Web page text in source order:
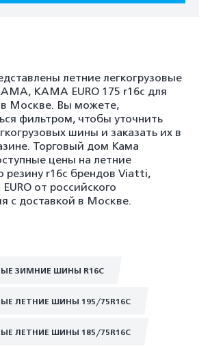
летние легкогрузовые
KAMA EURO 175 r16c для
Москве. Вы можете,
фильтром, чтобы уточнить
шины и заказать их в
Торговый дом Кама
цены на летние
резину r16c брендов Viatti,
от российского
с доставкой в Москве.
ЗИМНИЕ ШИНЫ R16C
ЛЕТНИЕ ШИНЫ 195/75R16C
ЛЕТНИЕ ШИНЫ 185/75R16C